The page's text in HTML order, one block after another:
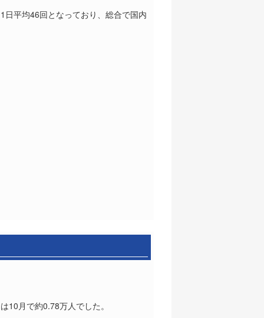
平均46回となっており、総合で国内
10月で約0.78万人でした。